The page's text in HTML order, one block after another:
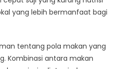
yang lebih bermanfaat bagi
tentang pola makan yang
Kombinasi antara makan